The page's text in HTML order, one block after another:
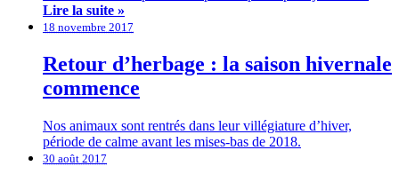
Lire la suite »
18 novembre 2017
Retour d’herbage : la saison hivernale
commence
Nos animaux sont rentrés dans leur villégiature d’hiver,
période de calme avant les mises-bas de 2018.
30 août 2017